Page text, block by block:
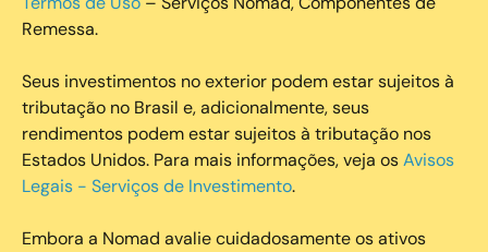
Remessa.
Seus investimentos no exterior podem estar sujeitos à
tributação no Brasil e, adicionalmente, seus
rendimentos podem estar sujeitos à tributação nos
Estados Unidos. Para mais informações, veja osAvisos
Legais - Serviços de Investimento.
Embora a Nomad avalie cuidadosamente os ativos